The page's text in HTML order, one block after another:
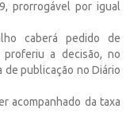
prorrogável por igual
caberá pedido de
a decisão, no
publicação no Diário
acompanhado da taxa